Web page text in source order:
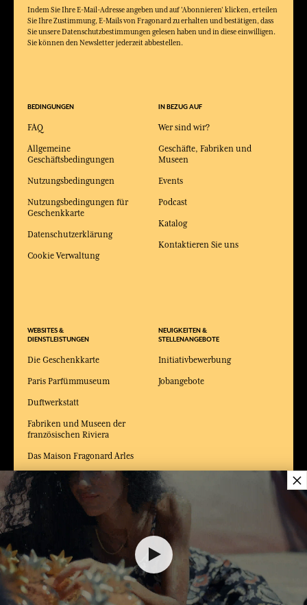
38,00 €
Indem Sie Ihre E-Mail-Adresse angeben und auf 'Abonnieren' klicken, erteilen
Sie Ihre Zustimmung, E-Mails von Fragonard zu erhalten und bestätigen, dass
Sie unsere Datenschutzbestimmungen gelesen haben und in diese einwilligen.
Sie können den Newsletter jederzeit abbestellen.
BEDINGUNGEN
FAQ
Allgemeine
Geschäftsbedingungen
Nutzungsbedingungen
Nutzungsbedingungen für
Geschenkkarte
Datenschutzerklärung
Cookie Verwaltung
WEBSITES &
DIENSTLEISTUNGEN
Die Geschenkkarte
Paris Parfümmuseum
Duftwerkstatt
Fabriken und Museen der
französischen Riviera
Das Maison Fragonard Arles
Modemuseum und
Kostümmuseum Arles
IN BEZUG AUF
Wer sind wir?
Geschäfte, Fabriken und
Museen
Events
Podcast
Katalog
Kontaktieren Sie uns
NEUIGKEITEN &
STELLENANGEBOTE
Initiativbewerbung
Jobangebote
×